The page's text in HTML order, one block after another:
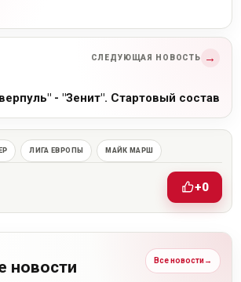
СЛЕДУЮЩАЯ НОВОСТЬ →
- "Зенит". Стартовый состав
ЛИГА ЕВРОПЫ МАЙК МАРШ
+0
новости Все новости→